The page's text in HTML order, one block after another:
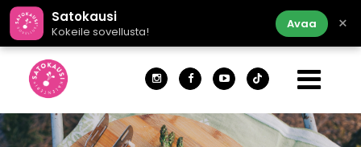
Satokausi
Kokeile sovellusta!
Avaa ×